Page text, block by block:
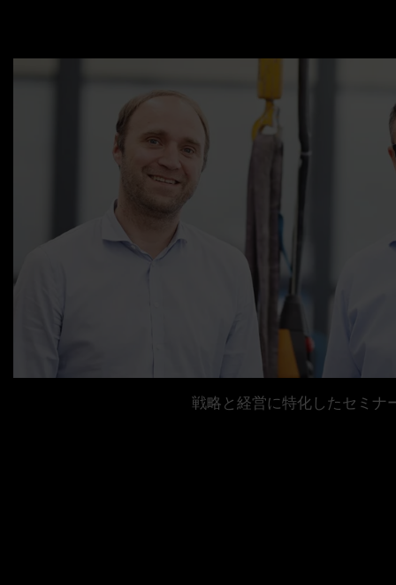
戦略と経営に特化したセミナ